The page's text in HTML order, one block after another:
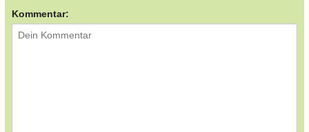
Kommentar: